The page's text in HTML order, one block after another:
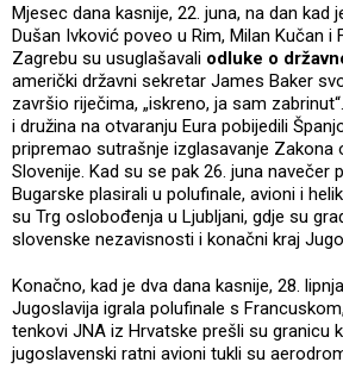
Mjesec dana kasnije, 22. juna, na dan kad
Dušan Ivković poveo u Rim, Milan Kučan i
Zagrebu su usuglašavali odluke o
američki državni sekretar James Baker
završio riječima, „iskreno, ja sam
i družina na otvaranju Eura pobijedili
pripremao sutrašnje izglasavanje
Slovenije. Kad su se pak 26. juna navečer
Bugarske plasirali u polufinale, avioni i
su Trg oslobođenja u Ljubljani, gdje su
slovenske nezavisnosti i konačni kraj
Konačno, kad je dva dana kasnije, 28.
Jugoslavija igrala polufinale s
tenkovi JNA iz Hrvatske prešli su granicu
jugoslavenski ratni avioni tukli su